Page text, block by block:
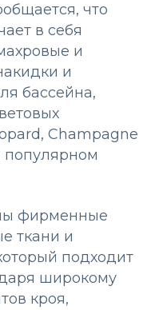
что
в себя
и
и
бассейна,
Champagne
популярном
фирменные
ткани и
подходит
широкому
кроя,